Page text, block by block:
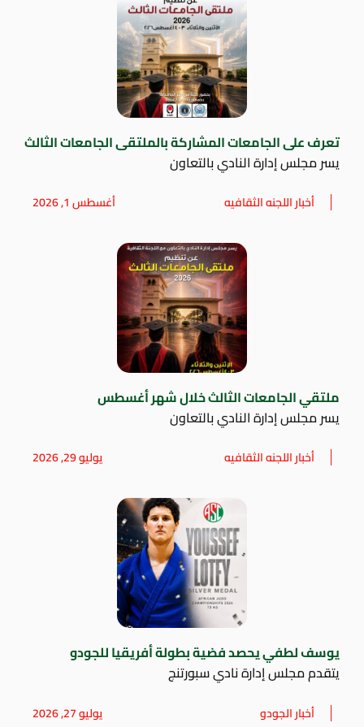
تعرف على الجامعات المشاركة بالملتقى الجامعات الثالث
يسر مجلس إدارة النادي بالتعاون
أخبار اللجنه الثقافيه أغسطس 1, 2026
ملتقي الجامعات الثالث خلال شهر أغسطس
يسر مجلس إدارة النادي بالتعاون
أخبار اللجنه الثقافيه يوليو 29, 2026
يوسف لطفي يحصد فضية بطولة أفريقيا للجودو
يتقدم مجلس إدارة نادي سبورتنج
أخبار الجودو يوليو 27, 2026